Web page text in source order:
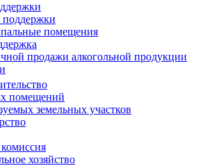
поддержки
помещения
продажи алкогольной продукции
помещений
земельных участков
хозяйство